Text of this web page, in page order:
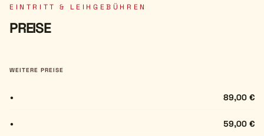
EINTRITT & LEIHGEBÜHREN
PREISE
WEITERE PREISE
• 89,00 €
• 59,00 €